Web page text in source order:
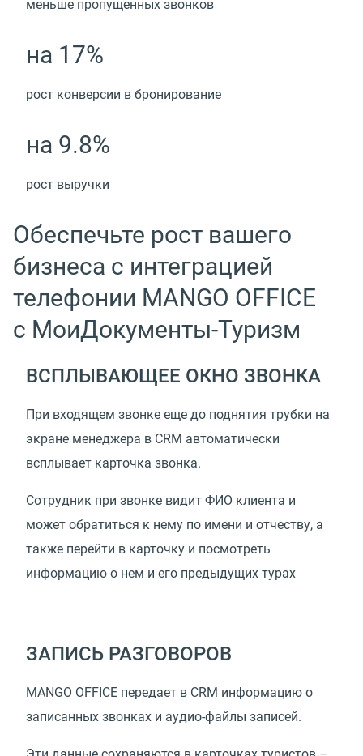
меньше пропущенных звонков
на 17%
рост конверсии в бронирование
на 9.8%
рост выручки
Обеспечьте рост вашего
бизнеса с интеграцией
телефонии MANGO OFFICE
с МоиДокументы-Туризм
ВСПЛЫВАЮЩЕЕ ОКНО ЗВОНКА
При входящем звонке еще до поднятия трубки на
экране менеджера в CRM автоматически
всплывает карточка звонка.
Сотрудник при звонке видит ФИО клиента и
может обратиться к нему по имени и отчеству, а
также перейти в карточку и посмотреть
информацию о нем и его предыдущих турах
ЗАПИСЬ РАЗГОВОРОВ
MANGO OFFICE передает в CRM информацию о
записанных звонках и аудио-файлы записей.